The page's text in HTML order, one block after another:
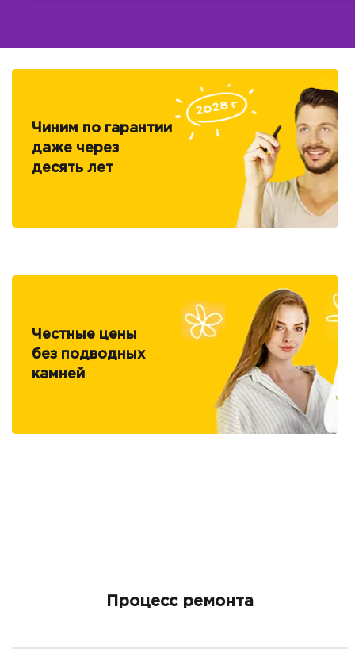
Чиним по гарантии
даже через
десять лет
Честные цены
без подводных
камней
Процесс ремонта